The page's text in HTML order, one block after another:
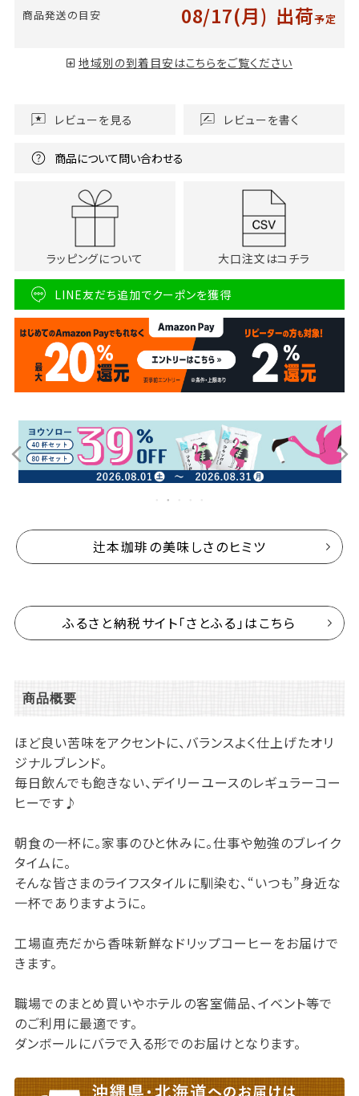
商品発送の目安 08/17(月) 出荷予定
地域別の到着目安はこちらをご覧ください
レビューを見る レビューを書く
商品について問い合わせる
ラッピングについて 大口注文はコチラ
LINE友だち追加でクーポンを獲得
辻本珈琲の美味しさのヒミツ
ふるさと納税サイト「さとふる」はこちら
商品概要
ほど良い苦味をアクセントに、バランスよく仕上げたオリ
ジナルブレンド。
毎日飲んでも飽きない、デイリーユースのレギュラーコー
ヒーです♪
朝食の一杯に。家事のひと休みに。仕事や勉強のブレイク
タイムに。
そんな皆さまのライフスタイルに馴染む、“いつも”身近な
一杯でありますように。
工場直売だから香味新鮮なドリップコーヒーをお届けで
きます。
職場でのまとめ買いやホテルの客室備品、イベント等で
のご利用に最適です。
ダンボールにバラで入る形でのお届けとなります。